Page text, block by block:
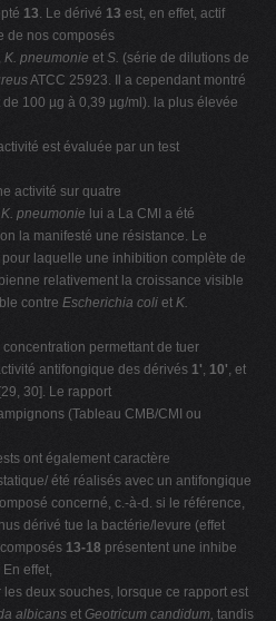
13. Le dérivé 13 est, en effet, actif
de nos composés
K. pneumonie et S. (série de dilutions de
ATCC 25923. Il a cependant montré
100 µg à 0,39 µg/ml). la plus élevée
est évaluée par un test
activité sur quatre
K. pneumonie lui a La CMI a été
la manifesté une résistance. Le
laquelle une inhibition complète de
relativement la croissance visible
contre Escherichia coli et K.
permettant de tuer
antifongique des dérivés 1', 10', et
30]. Le rapport
(Tableau CMB/CMI ou
ont également caractère
été réalisés avec un antifongique
concerné, c.-à-d. si le référence,
dérivé tue la bactérie/levure (effet
13-18 présentent une inhibe
effet,
deux souches, lorsque ce rapport est
albicans et Geotricum candidum, tandis